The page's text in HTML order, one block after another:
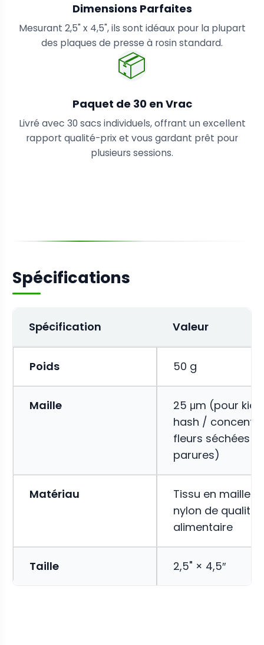
Dimensions Parfaites
Mesurant 2,5" x 4,5", ils sont idéaux pour la plupart
des plaques de presse à rosin standard.
📦
Paquet de 30 en Vrac
Livré avec 30 sacs individuels, offrant un excellent
rapport qualité-prix et vous gardant prêt pour
plusieurs sessions.
Spécifications
Spécification Valeur
Poids 50 g
Maille
25 μm (pour
hash /
fleurs séchées /
parures)
Matériau
Tissu en maille
nylon de qualité
alimentaire
Taille 2,5" × 4,5″